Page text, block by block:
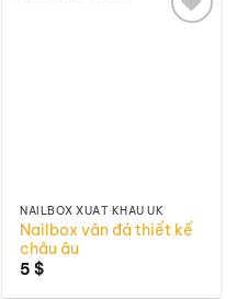
NAILBOX XUẤT KHẨU UK
Nailbox vân đá thiết kế
châu âu
5$